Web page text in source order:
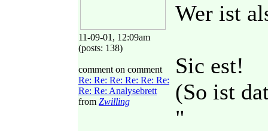
11-09-01, 12:09am
(posts: 138)
comment on comment
Re: Re: Re: Re: Re: Re:
Re: Re: Analysebrett
from Zwilling
Wer ist
Sic est!
(So ist
"